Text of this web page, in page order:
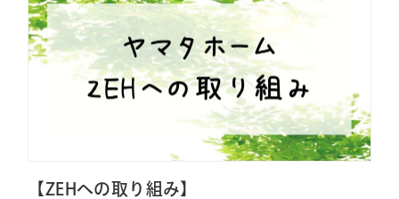
【ZEHへの取り組み】